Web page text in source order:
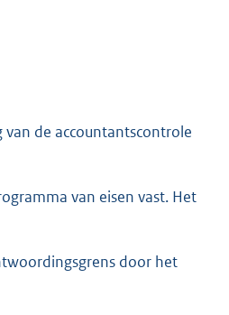
de accountantscontrole
van eisen vast. Het
door het